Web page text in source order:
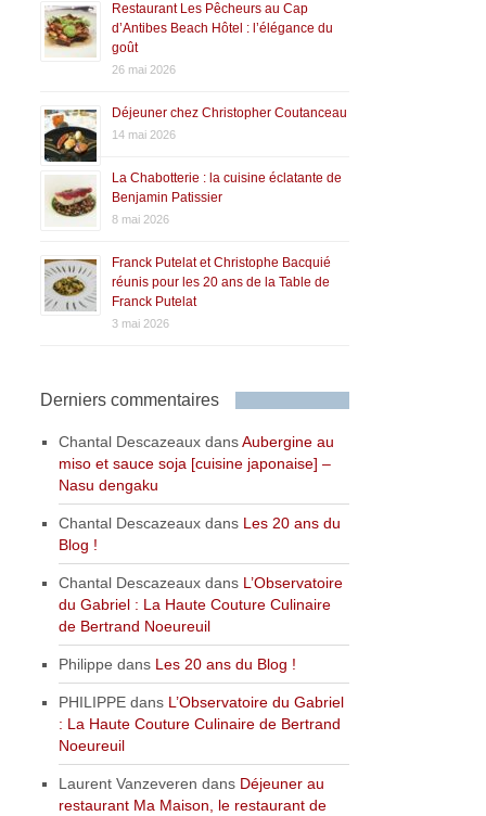
Restaurant Les Pêcheurs au Cap
d’Antibes Beach Hôtel : l’élégance du
goût
26 mai 2026
Déjeuner chez Christopher Coutanceau
14 mai 2026
La Chabotterie : la cuisine éclatante de
Benjamin Patissier
8 mai 2026
Franck Putelat et Christophe Bacquié
réunis pour les 20 ans de la Table de
Franck Putelat
3 mai 2026
Derniers commentaires
Chantal Descazeaux dansAubergine au
miso et sauce soja [cuisine japonaise] –
Nasu dengaku
Chantal Descazeaux dans Les 20 ans du
Blog !
Chantal Descazeaux dans L’Observatoire
du Gabriel : La Haute Couture Culinaire
de Bertrand Noeureuil
Philippe dans Les 20 ans du Blog !
PHILIPPE dans L’Observatoire du Gabriel
: La Haute Couture Culinaire de Bertrand
Noeureuil
Laurent Vanzeveren dans Déjeuner au
restaurant Ma Maison, le restaurant de